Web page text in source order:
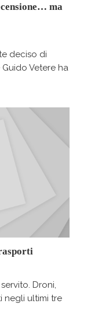
ma
deciso di
Vetere ha
Droni,
negli ultimi tre